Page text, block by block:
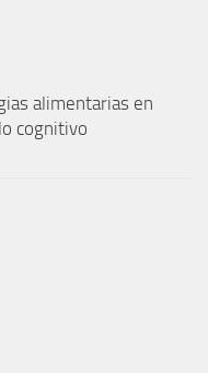
alimentarias en
cognitivo